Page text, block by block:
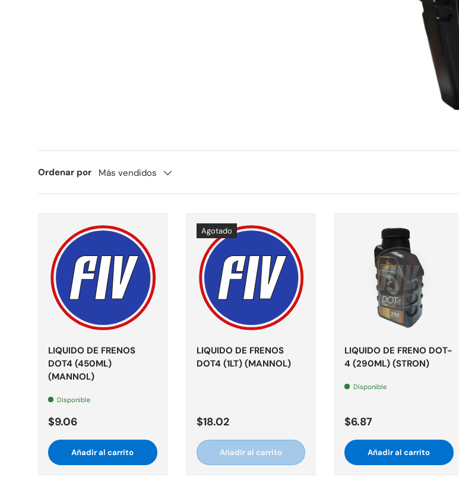
Ordenar por Más vendidos
LIQUIDO DE FRENOS
DOT4 (450ML)
(MANNOL)
Disponible
$9.06
Añadir al carrito
Agotado
LIQUIDO DE FRENOS
DOT4 (1LT) (MANNOL)
$18.02
Añadir al carrito
LIQUIDO DE FRENO DOT-
4 (290ML) (STRON)
Disponible
$6.87
Añadir al carrito